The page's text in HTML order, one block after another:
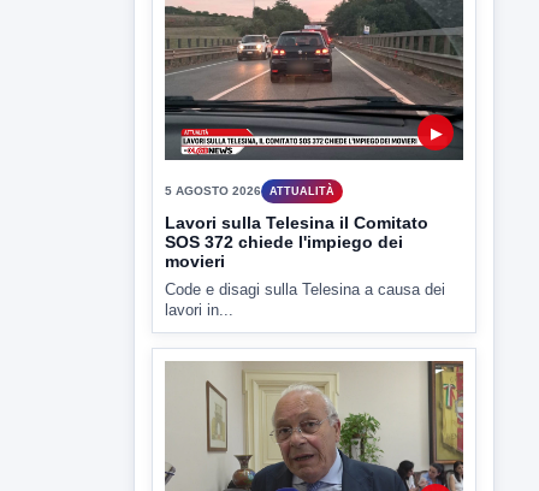
▶
5 AGOSTO 2026 ATTUALITÀ
Lavori sulla Telesina il Comitato
SOS 372 chiede l'impiego dei
movieri
Code e disagi sulla Telesina a causa dei
lavori in...